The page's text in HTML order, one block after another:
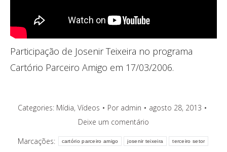
Participação de Josenir Teixeira no programa
Cartório Parceiro Amigo em 17/03/2006.
Categories: Mídia, Vídeos Por admin
agosto 28, 2013
Deixe um comentário
Marcações:
cartório parceiro amigo josenir teixeira terceiro setor